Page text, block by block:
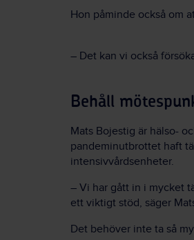
Hon påminde också om
– Det kan vi också
Behåll
Mats Bojestig är hälso-
pandeminutbrottet haft
intensivvårdsenheter.
– Vi har gått in i mycket
ett viktigt stöd, säger
Det behöver inte ta så